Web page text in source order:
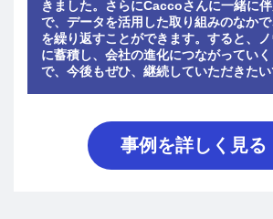
きました。さらにCaccoさんに一緒に
で、データを活用した取り組みのなか
を繰り返すことができます。すると、
に蓄積し、会社の進化につながってい
で、今後もぜひ、継続していただきたい
事例を詳しく見る